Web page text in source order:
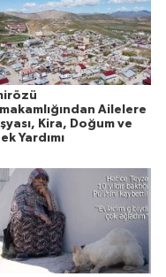
Ailelere
Kira, Doğum ve
Yardımı